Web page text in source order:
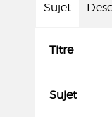
Sujet
Titre
Sujet